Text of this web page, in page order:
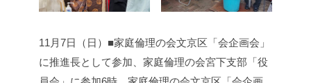
11月7日（日）■家庭倫理の会文京区「会企画会」
に推進長として参加、家庭倫理の会宮下支部「役